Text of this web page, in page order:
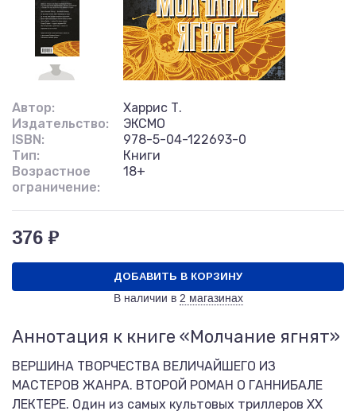
Автор:
Харрис Т.
Издательство:
ЭКСМО
ISBN:
978-5-04-122693-0
Тип:
Книги
Возрастное
ограничение:
18+
376 ₽
ДОБАВИТЬ В КОРЗИНУ
В наличии в 2 магазинах
Аннотация к книге «Молчание ягнят»
ВЕРШИНА ТВОРЧЕСТВА ВЕЛИЧАЙШЕГО ИЗ
МАСТЕРОВ ЖАНРА. ВТОРОЙ РОМАН О ГАННИБАЛЕ
ЛЕКТЕРЕ. Один из самых культовых триллеров ХХ